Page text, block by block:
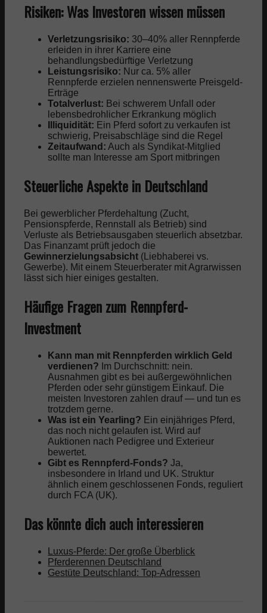
Risiken: Was Investoren wissen müssen
Verletzungsrisiko: 30–40% aller Rennpferde
erleiden in ihrer Karriere eine
behandlungsbedürftige Verletzung
Leistungsrisiko: Nur ca. 5% aller
Rennpferde erzielen nennenswerte Preisgeld-
Erträge
Totalverlust: Bei schwerem Unfall oder
lebensbedrohlicher Erkrankung möglich
Illiquidität: Ein Pferd sofort zu verkaufen ist
schwierig, Preisabschläge sind die Regel
Zeitaufwand: Auch als Syndikat-Mitglied
sollte man Interesse am Sport mitbringen
Steuerliche Aspekte in Deutschland
Bei gewerblicher Pferdehaltung (Zucht,
Pensionspferde, Rennstall als Betrieb) sind
Verluste als Betriebsausgaben steuerlich absetzbar.
Das Finanzamt prüft jedoch die
Gewinnerzielungsabsicht (Liebhaberei vs.
Gewerbe). Mit einem Steuerberater mit Agrarwissen
lässt sich hier einiges gestalten.
Häufige Fragen zum Rennpferd-
Investment
Kann man mit Rennpferden wirklich Geld
verdienen? Im Durchschnitt: nein.
Ausnahmen gibt es bei außergewöhnlichen
Pferden oder sehr günstigem Einkauf. Die
meisten Investoren zahlen drauf — und tun es
trotzdem gerne.
Was ist ein Yearling? Ein einjähriges Pferd,
das noch nicht gelaufen ist. Wird auf
Auktionen nach Pedigree und Exterieur
bewertet.
Gibt es Rennpferd-Fonds? Ja,
insbesondere in Irland und UK. Struktur
ähnlich einem geschlossenen Fonds, reguliert
durch FCA (UK).
Das könnte dich auch interessieren
Luxus-Pferde: Der große Überblick
Pferderennen Deutschland
Gestüte Deutschland: Top-Adressen